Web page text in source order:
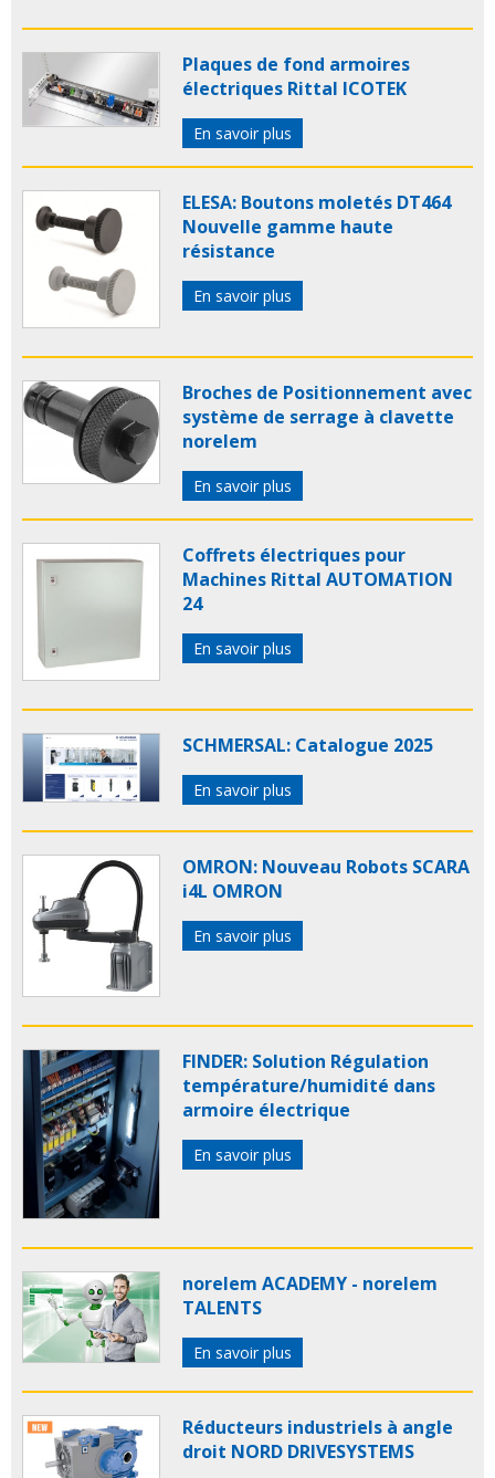
Plaques de fond armoires
électriques Rittal ICOTEK
En savoir plus
ELESA: Boutons moletés DT464
Nouvelle gamme haute
résistance
En savoir plus
Broches de Positionnement avec
système de serrage à clavette
norelem
En savoir plus
Coffrets électriques pour
Machines Rittal AUTOMATION
24
En savoir plus
SCHMERSAL: Catalogue 2025
En savoir plus
OMRON: Nouveau Robots SCARA
i4L OMRON
En savoir plus
FINDER: Solution Régulation
température/humidité dans
armoire électrique
En savoir plus
norelem ACADEMY - norelem
TALENTS
En savoir plus
Réducteurs industriels à angle
droit NORD DRIVESYSTEMS